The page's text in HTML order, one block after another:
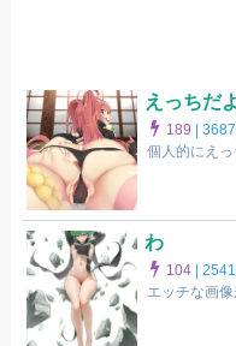
えっちだ
189 |
個人的にえ
わ
104 |
エッチな画